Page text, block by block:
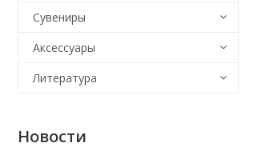
Сувениры
Аксессуары
Литература
Новости